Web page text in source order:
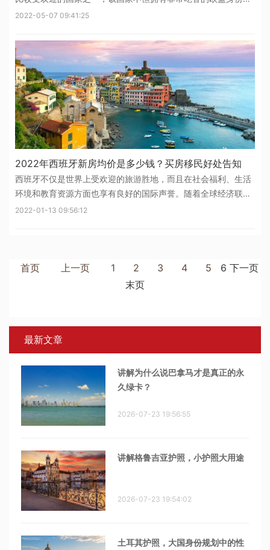
而且为想要移民到这里定居工作生活的人提供了非常宽松的申请
今天海易小编详细来给大家介
2022-05-07 09:41:25
2022年西班牙新房均价是多少钱？买房移民好处告知
西班牙不仅是世界上受欢迎的旅游胜地，而且在社会福利、生活
环境和教育资源方面也享有良好的国际声誉。随着全球经济联系
的加强，西班牙移民购房成为很多人的新选择。2022年西班牙买
2022-01-13 09:56:12
首页 上一页 1 2 3 4 5 6 下一页
末页
最新文章
讲解为什么说巴拿马才是真正的永
久绿卡？
2026-07-23 19:56:55
讲解格鲁吉亚护照，小护照大用途
2026-07-23 19:54:02
土耳其护照，大国身份规划中的性